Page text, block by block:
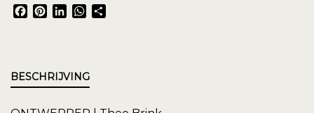
Facebook
Pinterest
LinkedInWhatsApp
BESCHRIJVING